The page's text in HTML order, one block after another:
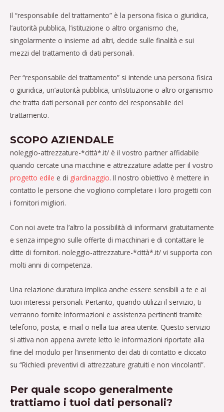
Il “responsabile del trattamento” è la persona fisica o giuridica,
l’autorità pubblica, l’istituzione o altro organismo che,
singolarmente o insieme ad altri, decide sulle finalità e sui
mezzi del trattamento di dati personali.
Per “responsabile del trattamento” si intende una persona fisica
o giuridica, un’autorità pubblica, un’istituzione o altro organismo
che tratta dati personali per conto del responsabile del
trattamento.
SCOPO AZIENDALE
noleggio-attrezzature-*città*.it/ è il vostro partner affidabile
quando cercate una macchine e attrezzature adatte per il vostro
progetto edile e di giardinaggio. Il nostro obiettivo è mettere in
contatto le persone che vogliono completare i loro progetti con
i fornitori migliori.
Con noi avete tra l’altro la possibilità di informarvi gratuitamente
e senza impegno sulle offerte di macchinari e di contattare le
ditte di fornitori. noleggio-attrezzature-*città*.it/ vi supporta con
molti anni di competenza.
Una relazione duratura implica anche essere sensibili a te e ai
tuoi interessi personali. Pertanto, quando utilizzi il servizio, ti
verranno fornite informazioni e assistenza pertinenti tramite
telefono, posta, e-mail o nella tua area utente. Questo servizio
si attiva non appena avrete letto le informazioni riportate alla
fine del modulo per l’inserimento dei dati di contatto e cliccato
su “Richiedi preventivi di attrezzature gratuiti e non vincolanti”.
Per quale scopo generalmente
trattiamo i tuoi dati personali?